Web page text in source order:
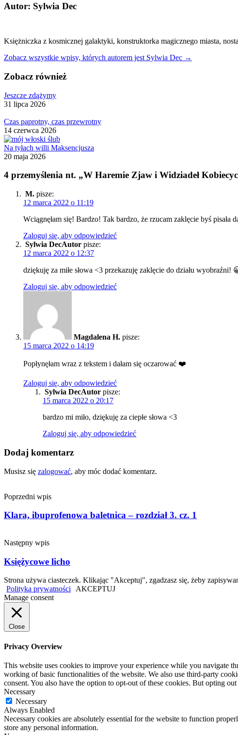
Autor: Sylwia Dec
Księżniczka z kosmicznej galaktyki, konstruktorka magicznego miasta,
Zobacz wszystkie wpisy, których autorem jest Sylwia Dec →
Zobacz również
Jeszcze zdążymy
31 lipca 2026
Czas paprotny, czas przewrotny
14 czerwca 2026
Na tyłach willi Maksencjusza
20 maja 2026
4 przemyślenia nt. „W Haremie Zjaw i Widziadeł
M. pisze:
12 marca 2022 o 11:19
Wciągnęłam się! Bardzo! Tak bardzo, że rzucam zaklęcie byś
Zaloguj się, aby odpowiedzieć
Sylwia Dec
pisze:
12 marca 2022 o 12:37
dziękuję za miłe słowa <3 przekazuję zaklęcie do działu wyobraźni!
Zaloguj się, aby odpowiedzieć
Magdalena H. pisze:
15 marca 2022 o 14:19
Popłynęłam wraz z tekstem i dałam się oczarować ❤️
Zaloguj się, aby odpowiedzieć
Sylwia Dec
pisze:
15 marca 2022 o 20:17
bardzo mi miło, dziękuję za ciepłe słowa <3
Zaloguj się, aby odpowiedzieć
Dodaj komentarz
Musisz się zalogować, aby móc dodać komentarz.
Poprzedni wpis
Klara, ibuprofenowa baletnica – rozdział 3. cz. 1
Następny wpis
Księżycowe licho
Strona używa ciasteczek. Klikając "Akceptuj", zgadzasz się, żeby
Polityka prywatności AKCEPTUJ
Manage consent
Close
Privacy Overview
This website uses cookies to improve your experience while you navigate
working of basic functionalities of the website. We also use third-party
consent. You also have the option to opt-out of these cookies. But opting
Necessary
Necessary
Always Enabled
Necessary cookies are absolutely essential for the website to function
store any personal information.